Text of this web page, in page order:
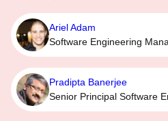
Ariel Adam
Software Engineering
Pradipta Banerjee
Senior Principal Software